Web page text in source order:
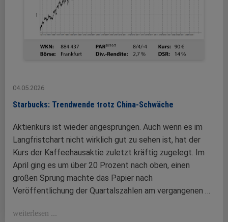
04.05.2026
Starbucks: Trendwende trotz China-Schwäche
Aktienkurs ist wieder angesprungen. Auch wenn es im
Langfristchart nicht wirklich gut zu sehen ist, hat der
Kurs der Kaffeehausaktie zuletzt kräftig zugelegt. Im
April ging es um über 20 Prozent nach oben, einen
großen Sprung machte das Papier nach
Veröffentlichung der Quartalszahlen am vergangenen …
weiterlesen ...